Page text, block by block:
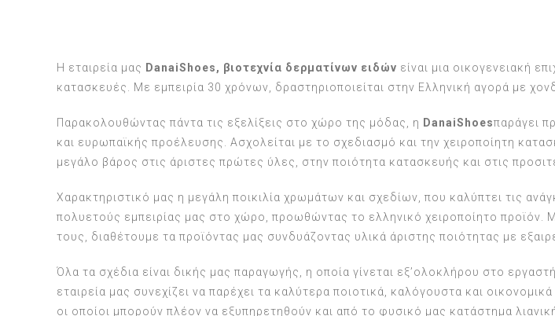
Η εταιρεία μας DanaiShoes, βιοτεχνία δερματίνων ειδών είναι μια οικογενειακή
κατασκευές. Με εμπειρία 30 χρόνων, δραστηριοποιείται στην Ελληνική αγορά με
Παρακολουθώντας πάντα τις εξελίξεις στο χώρο της μόδας, η DanaiShoesπαράγει
και ευρωπαϊκής προέλευσης. Ασχολείται με το σχεδιασμό και την χειροποίητη
μεγάλο βάρος στις άριστες πρώτες ύλες, στην ποιότητα κατασκευής και στις
Χαρακτηριστικό μας η μεγάλη ποικιλία χρωμάτων και σχεδίων, που καλύπτει τις
πολυετούς εμπειρίας μας στο χώρο, προωθώντας το ελληνικό χειροποίητο προϊόν.
τους, διαθέτουμε τα προϊόντας μας συνδυάζοντας υλικά άριστης ποιότητας με
Όλα τα σχέδια είναι δικής μας παραγωγής, η οποία γίνεται εξ’ολοκλήρου στο
εταιρεία μας συνεχίζει να παρέχει τα καλύτερα ποιοτικά, καλόγουστα και
οι οποίοι μπορούν πλέον να εξυπηρετηθούν και από το φυσικό μας κατάστημα